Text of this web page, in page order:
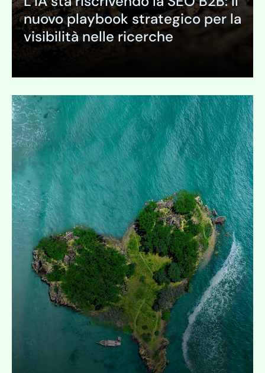
nuovo playbook strategico per la
visibilità nelle ricerche
Espandi